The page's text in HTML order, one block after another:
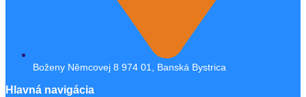
Boženy Němcovej 8 974 01, Banská Bystrica
Hlavná navigácia